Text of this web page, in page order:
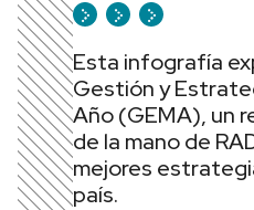
Esta infografía
Gestión y
Año (GEMA), un
de la mano de
mejores
país.